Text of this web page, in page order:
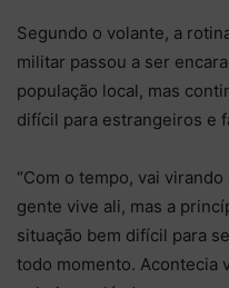
Segundo o volante, a
militar passou a ser
população local, mas
difícil para estrangeiros e
“Com o tempo, vai
gente vive ali, mas a
situação bem difícil para
todo momento. Acontecia